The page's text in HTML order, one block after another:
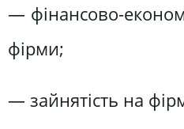
— фінансово-
фірми;
— зайнятість на